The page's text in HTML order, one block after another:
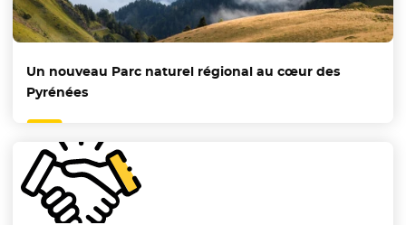
Un nouveau Parc naturel régional au cœur des
Pyrénées